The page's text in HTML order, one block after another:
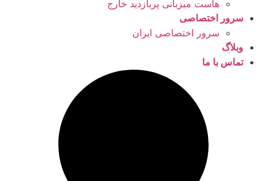
هاست میزبانی پربازدید خارج
سرور اختصاصی
سرور اختصاصی ایران
وبلاگ
تماس با ما